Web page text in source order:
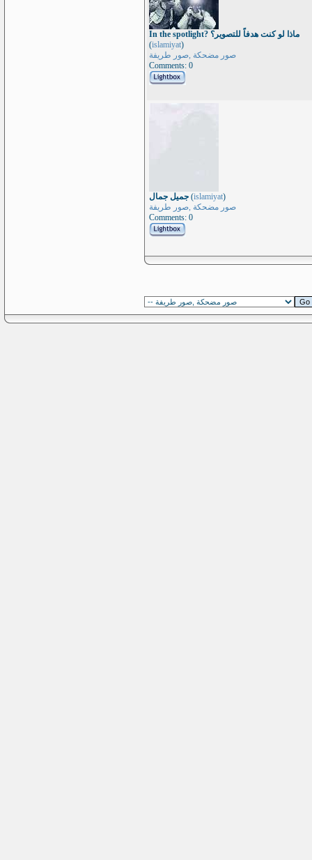
In the spotlight? ماذا لو كنت هدفاً للتصوير؟
(islamiyat)
صور مضحكة ,صور طريفة
Comments: 0
جميل جمال (islamiyat)
صور مضحكة ,صور طريفة
Comments: 0